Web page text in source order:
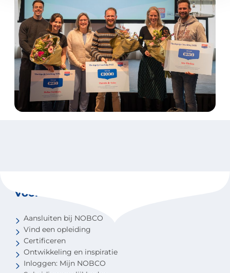
Voor coaches
Aansluiten bij NOBCO
Vind een opleiding
Certificeren
Ontwikkeling en inspiratie
Inloggen: Mijn NOBCO